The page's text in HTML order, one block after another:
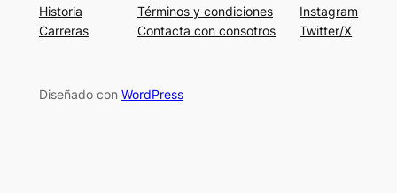
Historia
Carreras
Términos y condiciones
Contacta con consotros
Instagram
Twitter/X
Diseñado con WordPress